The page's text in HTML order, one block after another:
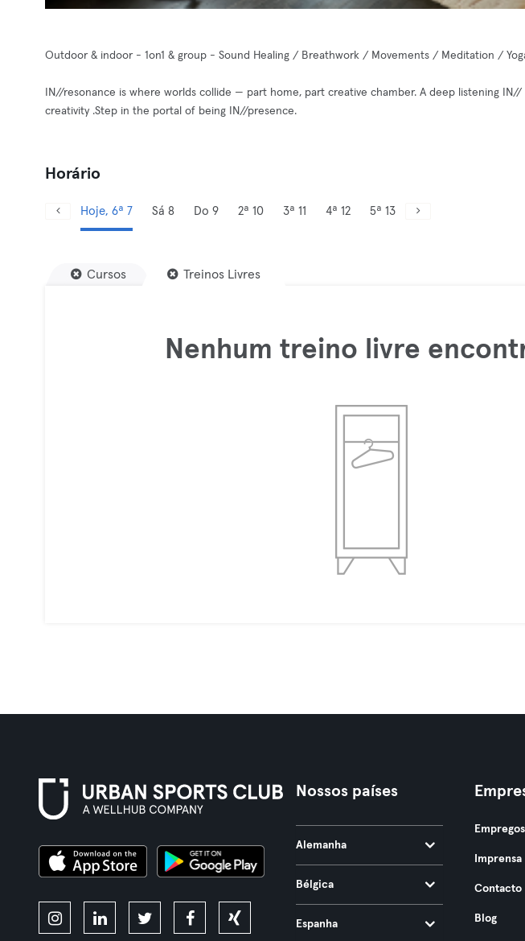
Outdoor & indoor - 1on1 & group - Sound Healing / Breathwork / Movements / Meditation /
IN//resonance is where worlds collide — part home, part creative chamber. A deep listening
creativity .Step in the portal of being IN//presence.
Horário
Hoje, 6ª 7 Sá 8 Do 9 2ª 10 3ª 11 4ª 12 5ª 13
Cursos Treinos Livres
Nenhum treino livre
Nossos países
Alemanha
Bélgica
Espanha
Empregos
Imprensa
Contacto
Blog